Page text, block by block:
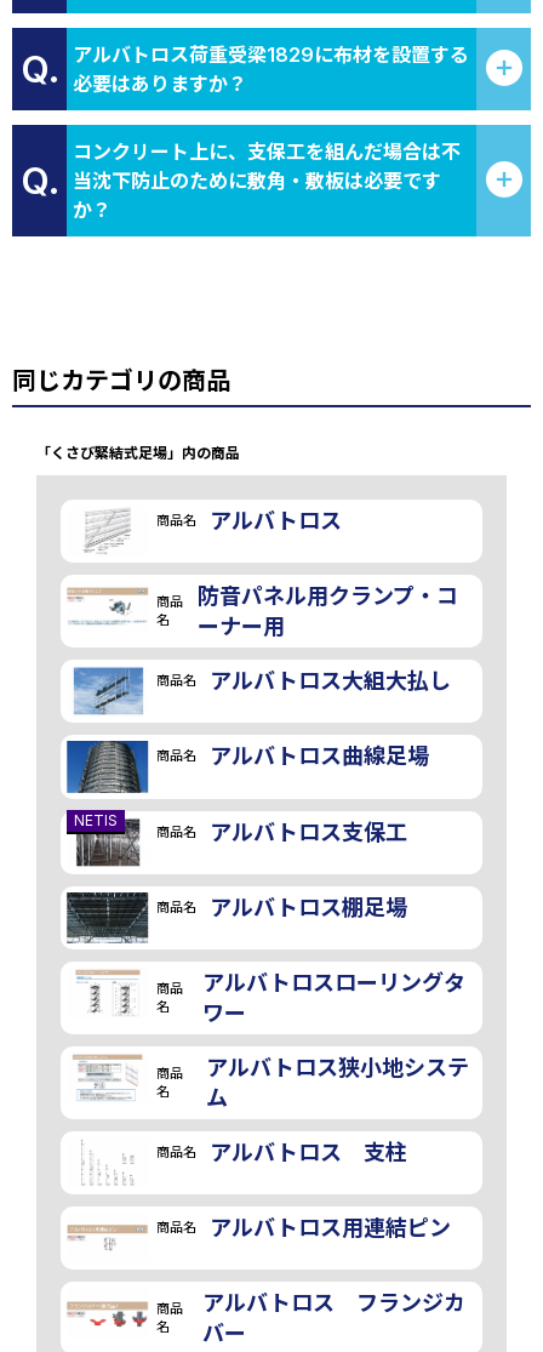
Q.
アルバトロス荷重受梁1829に布材を設置する
必要はありますか？
Q.
コンクリート上に、支保工を組んだ場合は不
当沈下防止のために敷角・敷板は必要です
か？
同じカテゴリの商品
「くさび緊結式足場」内の商品
商品名 アルバトロス
商品
名
防音パネル用クランプ・コ
ーナー用
商品名 アルバトロス大組大払し
商品名 アルバトロス曲線足場
NETIS
商品名 アルバトロス支保工
商品名 アルバトロス棚足場
商品
名
アルバトロスローリングタ
ワー
商品
名
アルバトロス狭小地システ
ム
商品名 アルバトロス 支柱
商品名 アルバトロス用連結ピン
商品
名
アルバトロス フランジカ
バー